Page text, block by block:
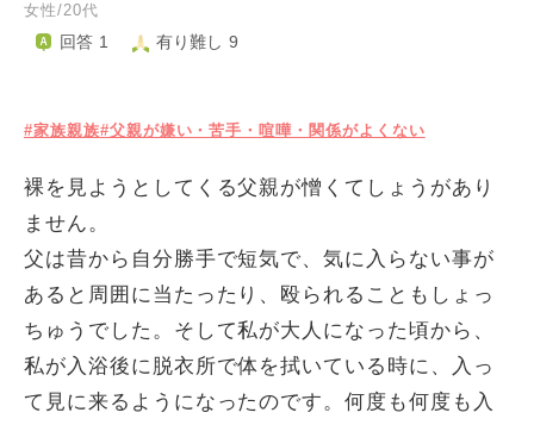
女性/20代
回答 1 有り難し 9
#家族親族#父親が嫌い・苦手・喧嘩・関係がよくない
裸を見ようとしてくる父親が憎くてしょうがあり
ません。
父は昔から自分勝手で短気で、気に入らない事が
あると周囲に当たったり、殴られることもしょっ
ちゅうでした。そして私が大人になった頃から、
私が入浴後に脱衣所で体を拭いている時に、入っ
て見に来るようになったのです。何度も何度も入